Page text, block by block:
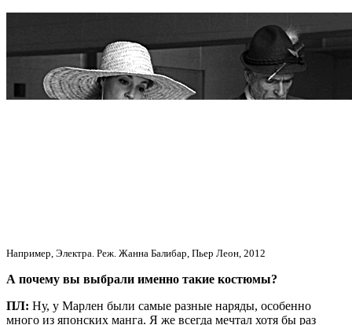
Например, Электра. Реж. Жанна Балибар, Пьер Леон, 2012
А почему вы выбрали именно такие костюмы?
ПЛ: Ну, у Марлен были самые разные наряды, особенно
много из японских манга. Я же всегда мечтал хотя бы раз